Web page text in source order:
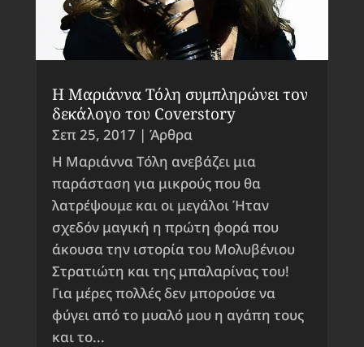
H Μαριάννα Τόλη συμπληρώνει τον
δεκάλογο του Coverstory
Σεπ 25, 2017 | Άρθρα
Η Μαριάννα Τόλη ανεβάζει μια
παράσταση για μικρούς που θα
λατρέψουμε και οι μεγάλοι Ήταν
σχεδόν μαγική η πρώτη φορά που
άκουσα την ιστορία του Μολυβένιου
Στρατιώτη και της μπαλαρίνας του!
Για μέρες πολλές δεν μπορούσε να
φύγει από το μυαλό μου η αγάπη τους
και το...